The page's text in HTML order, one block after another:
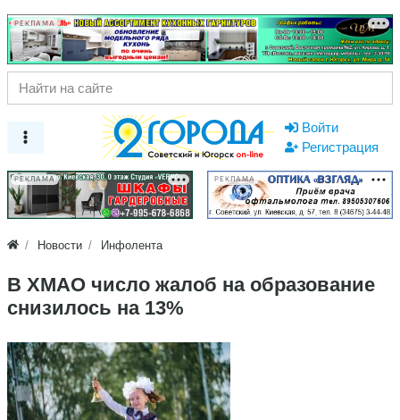
РЕКЛАМА
Войти
Регистрация
РЕКЛАМА РЕКЛАМА
Новости Инфолента
В ХМАО число жалоб на образование
снизилось на 13%